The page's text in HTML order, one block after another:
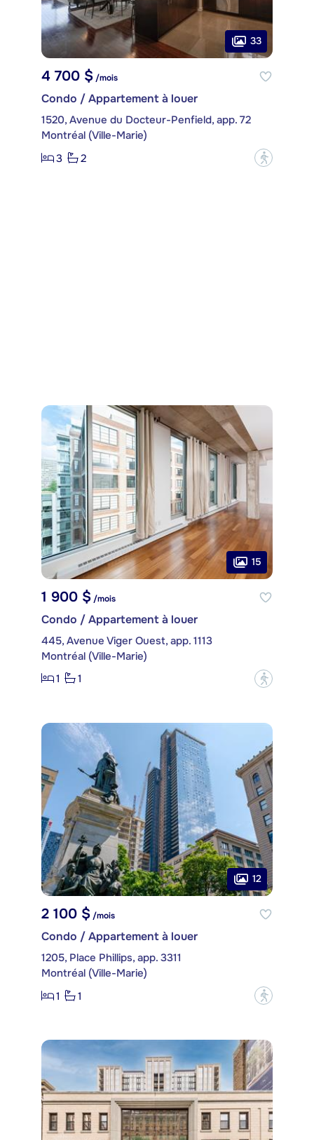
33
4 700 $/mois
Condo / Appartement à louer
1520, Avenue du Docteur-Penfield, app. 72
Montréal (Ville-Marie)
3
2 ?
15
1 900 $ /mois
Condo / Appartement à louer
445, Avenue Viger Ouest, app. 1113
Montréal (Ville-Marie)
1
1 ?
12
2 100 $/mois
Condo / Appartement à louer
1205, Place Phillips, app. 3311
Montréal (Ville-Marie)
1
1 ?